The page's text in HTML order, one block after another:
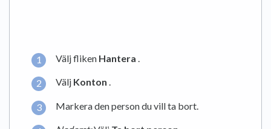
Välj fliken Hantera
Välj Konton .
Markera den person du vill ta bort.